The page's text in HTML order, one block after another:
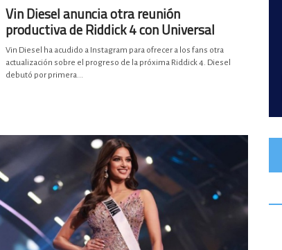
Vin Diesel anuncia otra reunión
productiva de Riddick 4 con Universal
Vin Diesel ha acudido a Instagram para ofrecer a los fans otra
actualización sobre el progreso de la próxima Riddick 4. Diesel
debutó por primera...